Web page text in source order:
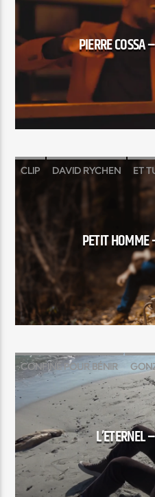
PIERRE COSSA
CLIP DAVID RYCHEN ET
PETIT HOMME
PETIT
CONFINÉ POUR BÉNIR
L’ÉTERNEL PIERRE LODS
L’ETERNEL